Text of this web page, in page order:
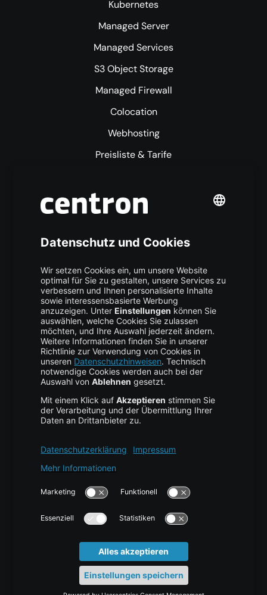
Kubernetes
Managed Server
Managed Services
S3 Object Storage
Managed Firewall
Colocation
Webhosting
Preisliste & Tarife
Mehr centron
High Availability
Trust Center
Data Recovery
Backup Service
Business Hosting
Cloud Storage
Cloud Anbieter
Leitfaden & Übersicht
News
Karriere